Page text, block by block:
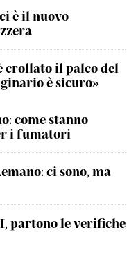
è il nuovo
crollato il palco del
è sicuro»
come stanno
i fumatori
ci sono, ma
partono le verifiche